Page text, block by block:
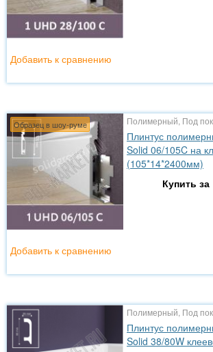
Добавить к сравнению
Образец в шоу-руме Полимерный, Под
Плинтус
Solid 06/105C на
(105*14*2400мм)
Купить за
Добавить к сравнению
Полимерный, Под
Плинтус
Solid 38/80W